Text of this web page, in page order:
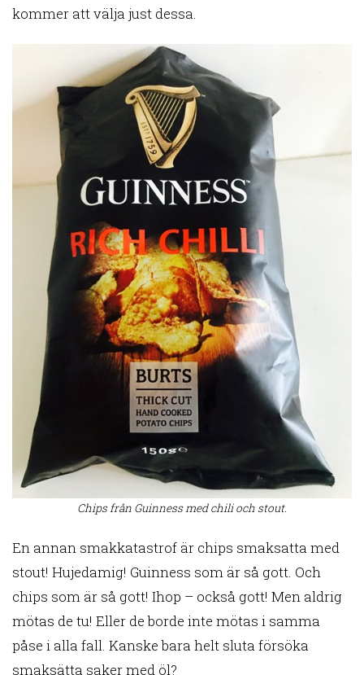
kommer att välja just dessa.
Chips från Guinness med chili och stout.
En annan smakkatastrof är chips smaksatta med
stout! Hujedamig! Guinness som är så gott. Och
chips som är så gott! Ihop – också gott! Men aldrig
mötas de tu! Eller de borde inte mötas i samma
påse i alla fall. Kanske bara helt sluta försöka
smaksätta saker med öl?